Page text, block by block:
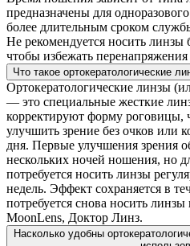
предназначены для
более длительным сроком
Не рекомендуется носить линзы
чтобы избежать перенапряжения
Что такое ортокератологические
Ортокератологические линзы
— это специальные жесткие
корректируют форму роговицы,
улучшить зрение без очков или
дня. Первые улучшения зрения
нескольких ночей ношения, но
потребуется носить линзы
недель. Эффект сохраняется в
потребуется снова носить
MoonLens, Доктор Линз.
Насколько удобны